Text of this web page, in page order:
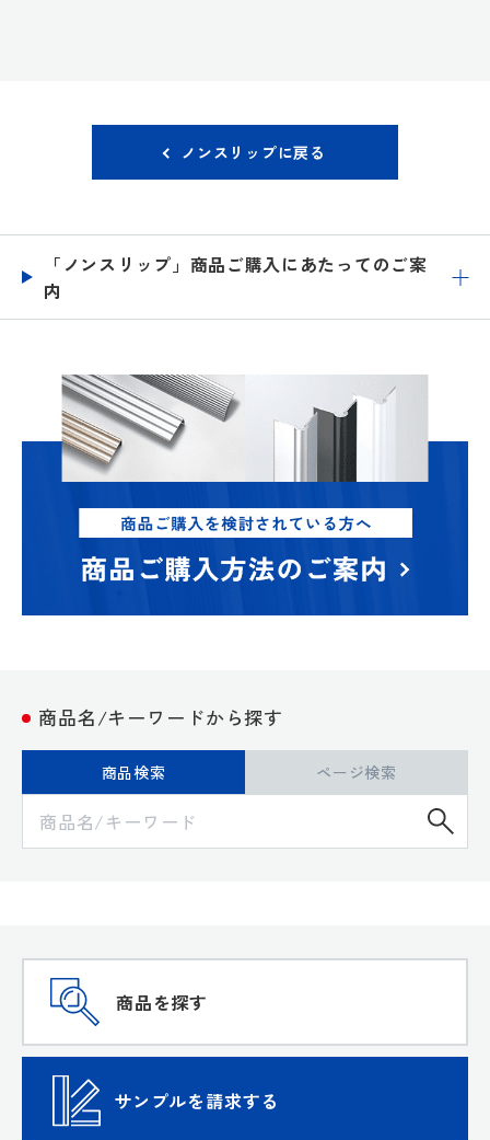
ノンスリップに戻る
「ノンスリップ」商品ご購入にあたってのご案
内
商品名/キーワードから探す
商品検索 ページ検索
商品を探す
サンプルを請求する